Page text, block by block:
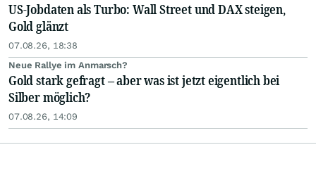
US-Jobdaten als Turbo: Wall Street und DAX steigen,
Gold glänzt
07.08.26, 18:38
Neue Rallye im Anmarsch?
Gold stark gefragt – aber was ist jetzt eigentlich bei
Silber möglich?
07.08.26, 14:09